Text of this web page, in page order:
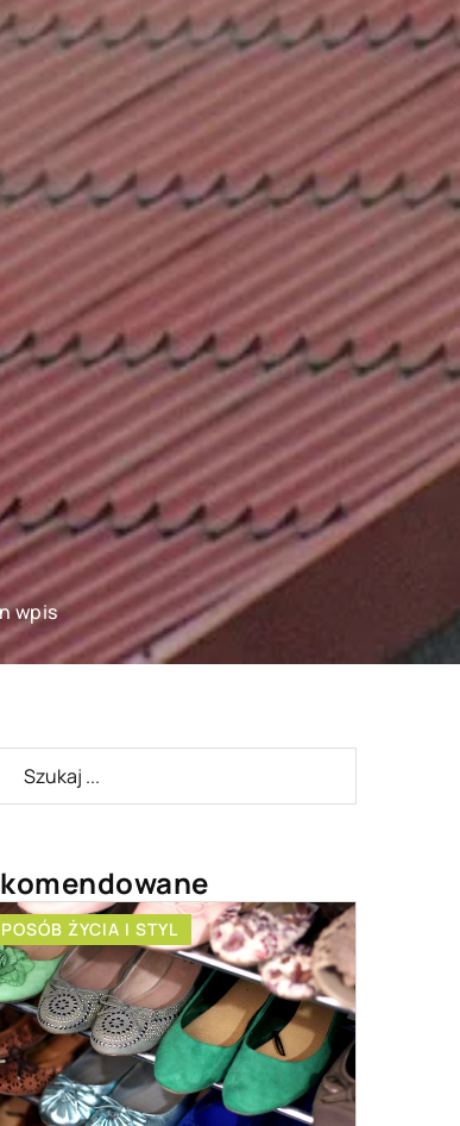
wpis
ŻYCIA I STYL